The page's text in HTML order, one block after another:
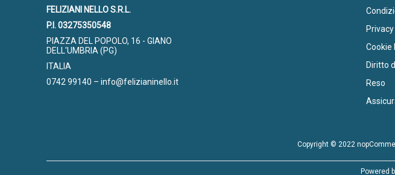
FELIZIANI NELLO S.R.L.
P.I. 03275350548
PIAZZA DEL POPOLO, 16 - GIANO
DELL'UMBRIA (PG)
ITALIA
0742 99140 – info@felizianinello.it
Cookie
Diritto
Reso
Copyright © 2022
Powered